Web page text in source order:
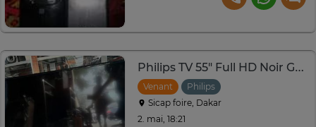
Philips TV 55" Full HD Noir Grand Écran
Venant
Philips
Sicap foire, Dakar
2. mai, 18:21